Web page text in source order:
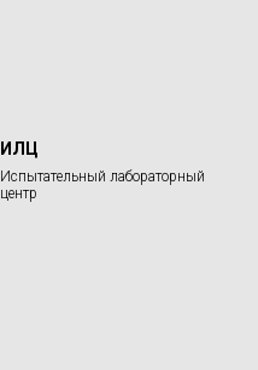
ИЛЦ
Испытательный лабораторный
центр